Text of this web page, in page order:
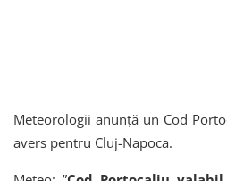
Meteorologii anunță un Cod
avers pentru Cluj-Napoca.